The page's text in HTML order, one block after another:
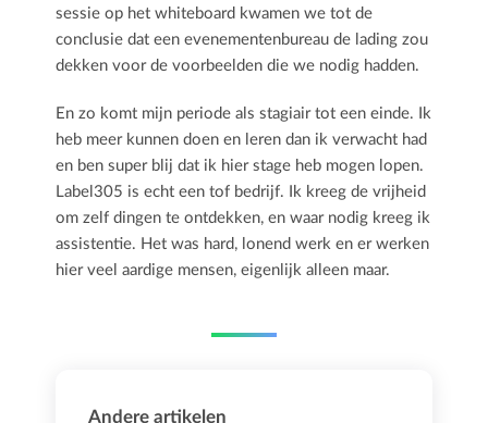
sessie op het whiteboard kwamen we tot de
conclusie dat een evenementenbureau de lading zou
dekken voor de voorbeelden die we nodig hadden.
En zo komt mijn periode als stagiair tot een einde. Ik
heb meer kunnen doen en leren dan ik verwacht had
en ben super blij dat ik hier stage heb mogen lopen.
Label305 is echt een tof bedrijf. Ik kreeg de vrijheid
om zelf dingen te ontdekken, en waar nodig kreeg ik
assistentie. Het was hard, lonend werk en er werken
hier veel aardige mensen, eigenlijk alleen maar.
Andere artikelen